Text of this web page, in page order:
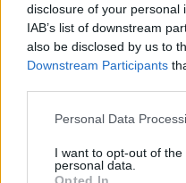
disclosure of your personal
IAB’s list of downstream
also be disclosed by us to
Downstream Participants
Personal Data
I want to opt-out of
personal data.
Opted In